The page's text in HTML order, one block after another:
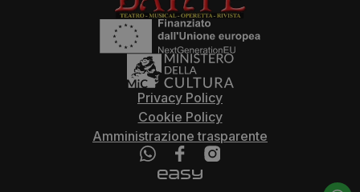
Privacy Policy
Cookie Policy
Amministrazione trasparente